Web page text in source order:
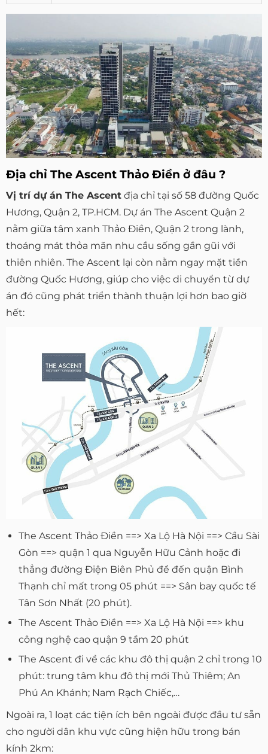
Địa chỉ The Ascent Thảo Điền ở đâu ?
Vị trí dự án The Ascent địa chỉ tại số 58 đường Quốc
Hương, Quận 2, TP.HCM. Dự án The Ascent Quận 2
nằm giữa tâm xanh Thảo Điền, Quận 2 trong lành,
thoáng mát thỏa mãn nhu cầu sống gần gũi với
thiên nhiên. The Ascent lại còn nằm ngay mặt tiền
đường Quốc Hương, giúp cho việc di chuyển từ dự
án đó cũng phát triển thành thuận lợi hơn bao giờ
hết:
The Ascent Thảo Điền ==> Xa Lộ Hà Nội ==> Cầu Sài
Gòn ==> quận 1 qua Nguyễn Hữu Cảnh hoặc đi
thẳng đường Điện Biên Phủ để đến quận Bình
Thạnh chỉ mất trong 05 phút ==> Sân bay quốc tế
Tân Sơn Nhất (20 phút).
The Ascent Thảo Điền ==> Xa Lộ Hà Nội ==> khu
công nghệ cao quận 9 tầm 20 phút
The Ascent đi về các khu đô thị quận 2 chỉ trong 10
phút: trung tâm khu đô thị mới Thủ Thiêm; An
Phú An Khánh; Nam Rạch Chiếc,…
Ngoài ra, 1 loạt các tiện ích bên ngoài được đầu tư sẵn
cho người dân khu vực cũng hiện hữu trong bán
kính 2km: